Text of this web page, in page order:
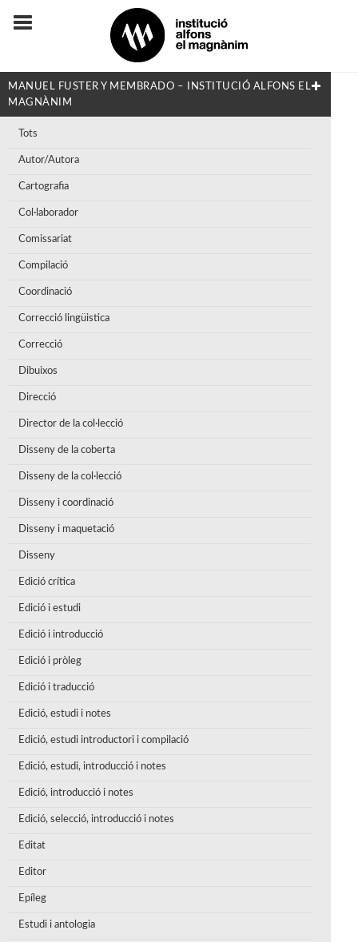
MANUEL FUSTER Y MEMBRADO – INSTITUCIÓ ALFONS EL
MAGNÀNIM
Tots
Autor/Autora
Cartografia
Col·laborador
Comissariat
Compilació
Coordinació
Correcció lingüistica
Correcció
Dibuixos
Direcció
Director de la col·lecció
Disseny de la coberta
Disseny de la col·lecció
Disseny i coordinació
Disseny i maquetació
Disseny
Edició crítica
Edició i estudi
Edició i introducció
Edició i pròleg
Edició i traducció
Edició, estudi i notes
Edició, estudi introductori i compilació
Edició, estudi, introducció i notes
Edició, introducció i notes
Edició, selecció, introducció i notes
Editat
Editor
Epíleg
Estudi i antologia